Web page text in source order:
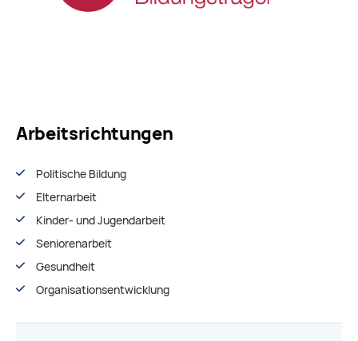
Arbeitsrichtungen
Politische Bildung
Elternarbeit
Kinder- und Jugendarbeit
Seniorenarbeit
Gesundheit
Organisationsentwiсklung